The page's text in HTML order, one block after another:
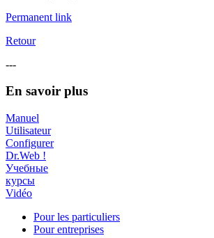
Permanent link
Retour
---
En savoir plus
Manuel
Utilisateur
Configurer
Dr.Web !
Учебные
курсы
Vidéo
Pour les particuliers
Pour entreprises